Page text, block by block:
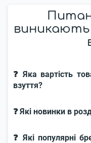
виникають
❓ Яка вартість
взуття?
❓ Які новинки в
❓ Які популярні